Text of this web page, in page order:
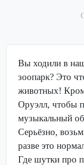
Вы ходили в
зоопарк? Это
животных!
Оруэлл, чтобы
музыкальный
Серьёзно,
разве это
Где шутки про